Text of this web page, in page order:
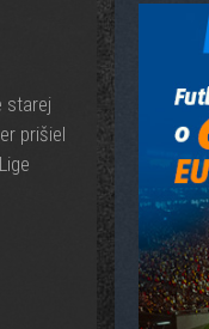
starej
prišiel